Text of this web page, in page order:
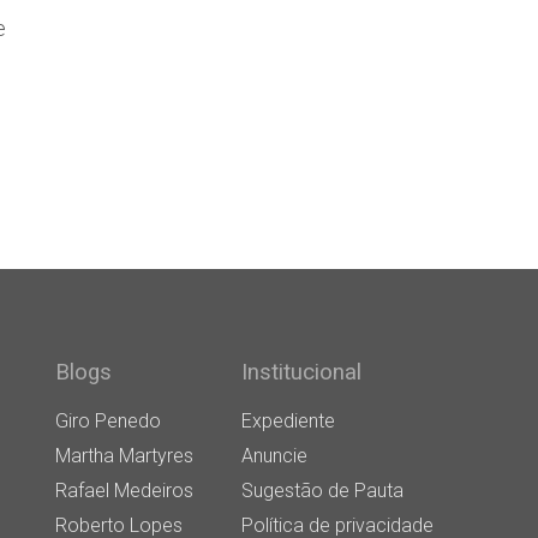
Blogs
Giro Penedo
Martha Martyres
Rafael Medeiros
Roberto Lopes
Institucional
Expediente
Anuncie
Sugestão de Pauta
Política de privacidade